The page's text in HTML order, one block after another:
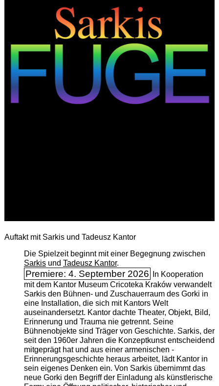
Auftakt mit Sarkis und Tadeusz Kantor
Die Spielzeit beginnt mit einer Begegnung zwischen
Sarkisund Tadeusz Kantor.
Premiere: 4. September 2026
In Kooperation
mit dem Kantor Museum Cricoteka Kraków verwandelt
Sarkis den Bühnen- und Zuschauerraum des Gorki in
eine Installation, die sich mit Kantors Welt
auseinandersetzt. Kantor dachte Theater, Objekt, Bild,
Erinnerung und Trauma nie getrennt. Seine
Bühnenobjekte sind Träger von Geschichte. Sarkis, der
seit den 1960er Jahren die Konzeptkunst entscheidend
mitgeprägt hat und aus einer armenischen ­
Erinnerungsgeschichte heraus arbeitet, lädt Kantor in
sein eigenes Denken ein. Von Sarkis übernimmt das
neue Gorki den Begriff der Einladung als künstlerische